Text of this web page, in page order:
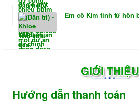
Em cô Kim tình tứ hôn
GIỚI THIỆU
Hướng dẫn thanh toán